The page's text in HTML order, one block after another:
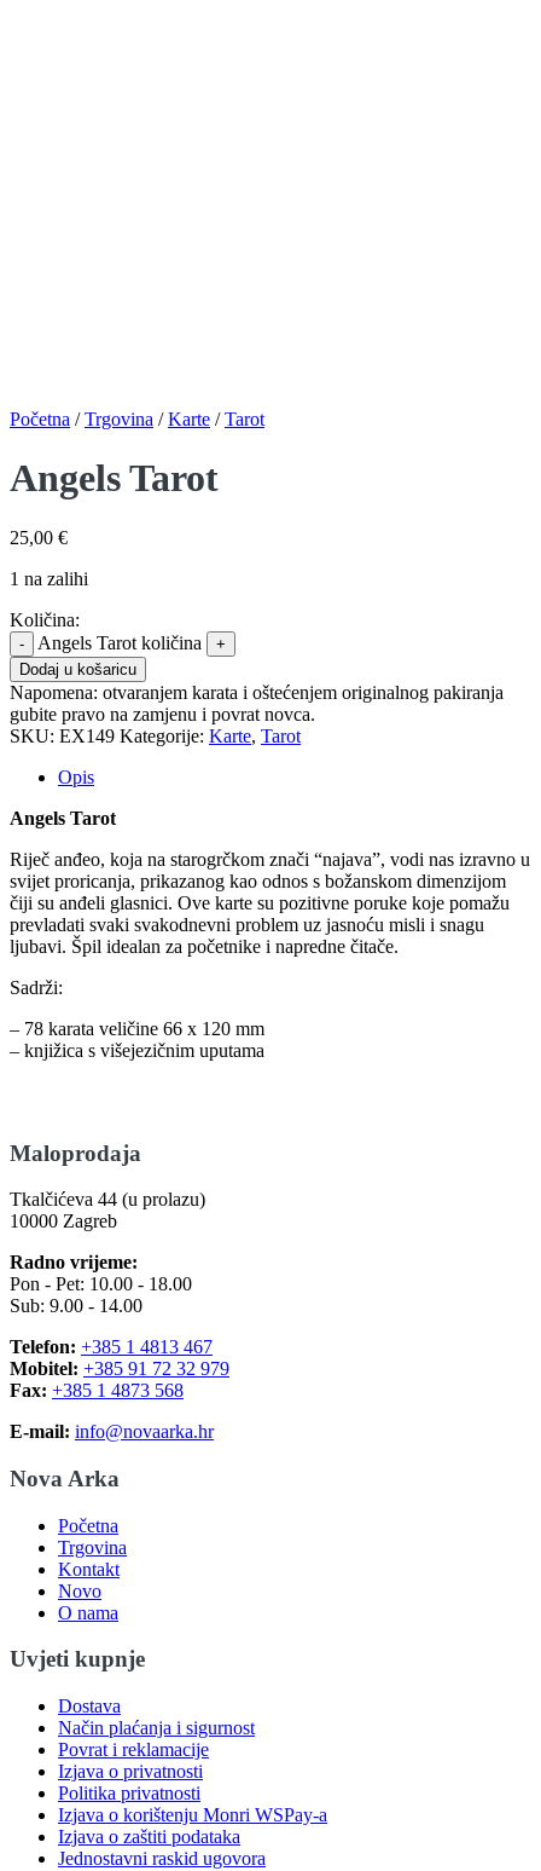
Početna / Trgovina / Karte / Tarot
Angels Tarot
25,00 €
1 na zalihi
Količina:
Angels Tarot količina
Dodaj u košaricu
Napomena: otvaranjem karata i oštećenjem originalnog pakiranja
gubite pravo na zamjenu i povrat novca.
SKU: EX149 Kategorije: Karte, Tarot
Opis
Angels Tarot
Riječ anđeo, koja na starogrčkom znači “najava”, vodi nas izravno u
svijet proricanja, prikazanog kao odnos s božanskom dimenzijom
čiji su anđeli glasnici. Ove karte su pozitivne poruke koje pomažu
prevladati svaki svakodnevni problem uz jasnoću misli i snagu
ljubavi. Špil idealan za početnike i napredne čitače.
Sadrži:
– 78 karata veličine 66 x 120 mm
– knjižica s višejezičnim uputama
Maloprodaja
Tkalčićeva 44 (u prolazu)
10000 Zagreb
Radno vrijeme:
Pon - Pet: 10.00 - 18.00
Sub: 9.00 - 14.00
Telefon: +385 1 4813 467
Mobitel: +385 91 72 32 979
Fax: +385 1 4873 568
E-mail: info@novaarka.hr
Nova Arka
Početna
Trgovina
Kontakt
Novo
O nama
Uvjeti kupnje
Dostava
Način plaćanja i sigurnost
Povrat i reklamacije
Izjava o privatnosti
Politika privatnosti
Izjava o korištenju Monri WSPay-a
Izjava o zaštiti podataka
Jednostavni raskid ugovora